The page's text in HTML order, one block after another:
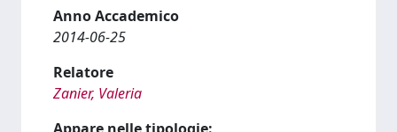
Anno Accademico
2014-06-25
Relatore
Zanier, Valeria